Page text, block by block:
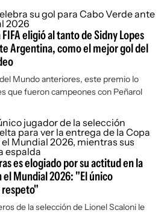
eligió al tanto de Sidny Lopes
Argentina, como el mejor gol del
Mundo anteriores, este premio lo
que fueron campeones con Peñarol
es elogiado por su actitud en la
el Mundial 2026: "El único
de la selección de Lionel Scaloni le